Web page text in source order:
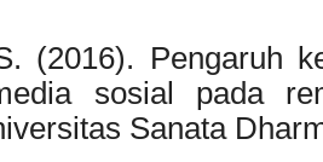
(2016). Pengaruh
sosial pada
Sanata